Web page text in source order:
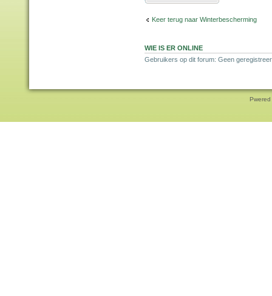
Keer terug naar Winterbescherming
WIE IS ER ONLINE
Gebruikers op dit forum: Geen